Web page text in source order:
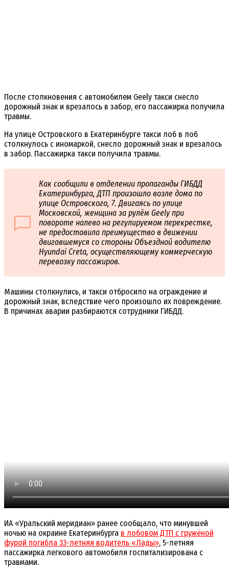
После столкновения с автомобилем Geely такси снесло
дорожный знак и врезалось в забор, его пассажирка получила
травмы.
На улице Островского в Екатеринбурге такси лоб в лоб
столкнулось с иномаркой, снесло дорожный знак и врезалось
в забор. Пассажирка такси получила травмы.
Как сообщили в отделении пропаганды ГИБДД
Екатеринбурга, ДТП произошло возле дома по
улице Островского, 7. Двигаясь по улице
Московской, женщина за рулём Geely при
повороте налево на регулируемом перекрестке,
не предоставила преимущество в движении
двигавшемуся со стороны Объездной водителю
Hyundai Creta, осуществляющему коммерческую
перевозку пассажиров.
Машины столкнулись, и такси отбросило на ограждение и
дорожный знак, вследствие чего произошло их повреждение.
В причинах аварии разбираются сотрудники ГИБДД.
ИА «Уральский меридиан» ранее сообщало, что минувшей
ночью на окраине Екатеринбурга в лобовом ДТП с гружёной
фурой погибла 33-летняя водитель «Лады», 5-летняя
пассажирка легкового автомобиля госпитализирована с
травмами.